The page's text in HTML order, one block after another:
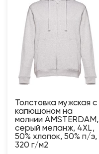
Толстовка мужская с
капюшоном на
молнии AMSTERDAM,
серый меланж, 4XL,
50% хлопок, 50% п/э,
320 г/м2